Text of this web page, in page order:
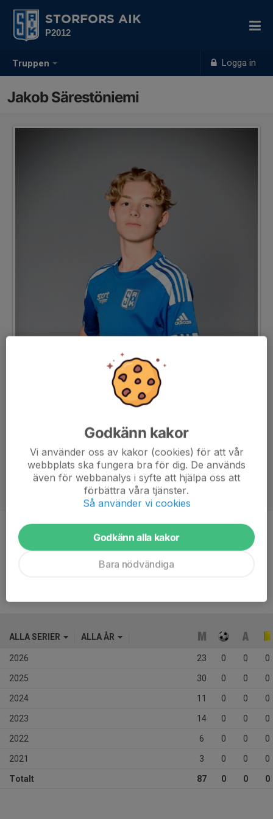
Truppen Logga in
STORFORS AIK
P2012
Jakob Särestöniemi
Position
-
Ålder
14 år
ALLA SERIER ALLA ÅR
2026 23 0 0 0
2025 30 0 0 0
2024 11 0 0 0
2023 14 0 0 0
2022 6 0 0 0
2021 3 0 0 0
Totalt 87 0 0 0
Godkänn kakor
Vi använder oss av kakor (cookies) för att vår
webbplats ska fungera bra för dig. De används
även för webbanalys i syfte att hjälpa oss att
förbättra våra tjänster.
Så använder vi cookies
Godkänn alla kakor
Bara nödvändiga